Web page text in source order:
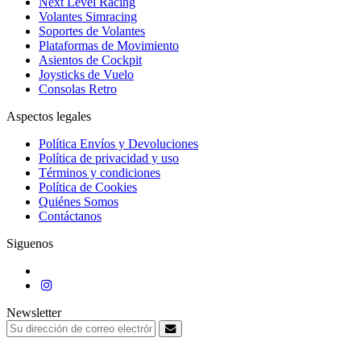
Volantes Simracing
Soportes de Volantes
Plataformas de Movimiento
Asientos de Cockpit
Joysticks de Vuelo
Consolas Retro
Aspectos legales
Política Envíos y Devoluciones
Política de privacidad y uso
Términos y condiciones
Política de Cookies
Quiénes Somos
Contáctanos
Siguenos
Newsletter